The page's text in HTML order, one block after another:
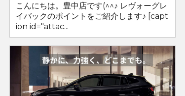
こんにちは。豊中店です(^^♪ レヴォーグレ
イバックのポイントをご紹介します♪ [capt
ion id="attac...